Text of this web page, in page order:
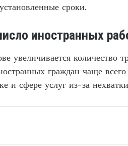
сроки.
иностранных
увеличивается количество
граждан чаще всего
и сфере услуг из-за